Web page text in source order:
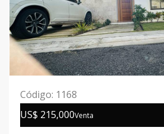
Código: 1168
US$ 215,000Venta